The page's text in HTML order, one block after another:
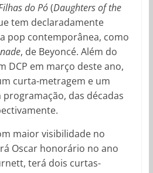
do Pó(Daughters of the
tem declaradamente
pop contemporânea, como
, de Beyoncé. Além do
DCP em março deste ano,
curta-metragem e um
das décadas
maior visibilidade no
Oscar honorário no ano
terá dois curtas-